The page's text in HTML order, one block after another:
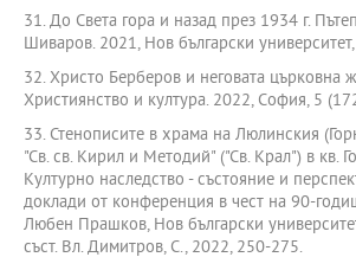
31. До Света гора и назад през 1934 г.
Шиваров. 2021, Нов български
32. Христо Берберов и неговата църковна
Християнство и култура. 2022, София, 5
33. Стенописите в храма на Люлинския
"Св. св. Кирил и Методий" ("Св. Крал") в кв.
Културно наследство - състояние и
доклади от конференция в чест на 90-
Любен Прашков, Нов български
съст. Вл. Димитров, С., 2022, 250-275.